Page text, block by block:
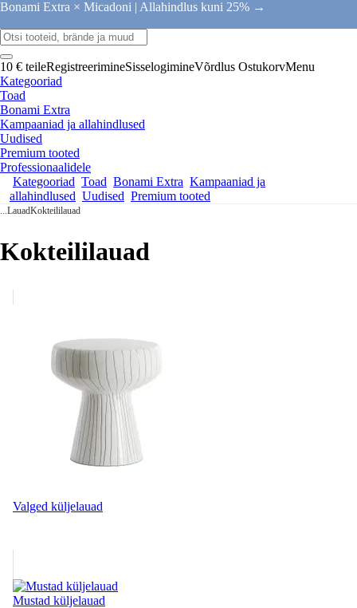
Bonami Extra × Micadoni | Allahindlus kuni 25% →
10 € teileRegistreerimineSisselogimineVõrdlus OstukorvMenu
Kategooriad
Toad
Bonami Extra
Kampaaniad ja allahindlused
Uudised
Premium tooted
Professionaalidele
Kategooriad Toad Bonami Extra Kampaaniad ja
allahindlused Uudised Premium tooted
...LauadKokteililauad
Kokteililauad
Valged küljelauad
Mustad küljelauad